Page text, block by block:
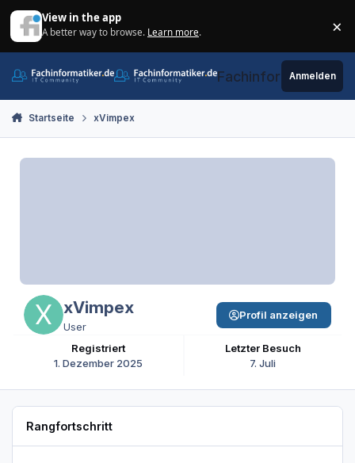
View in the app
A better way to browse. Learn more. ×
Fachinformatiker.de
Anmelden
Startseite xVimpex
xVimpex
User
Registriert
1. Dezember 2025
Letzter Besuch
7. Juli
Profil anzeigen
Rangfortschritt